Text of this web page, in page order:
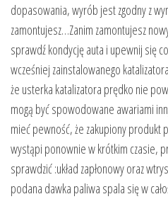
dopasowania, wyrób jest zgodny z
zamontujesz…Zanim zamontujesz
sprawdź kondycję auta i upewnij się
wcześniej zainstalowanego
że usterka katalizatora prędko nie
mogą być spowodowane awariami
mieć pewność, że zakupiony produkt
wystąpi ponownie w krótkim czasie,
sprawdzić :układ zapłonowy oraz
podana dawka paliwa spala się w